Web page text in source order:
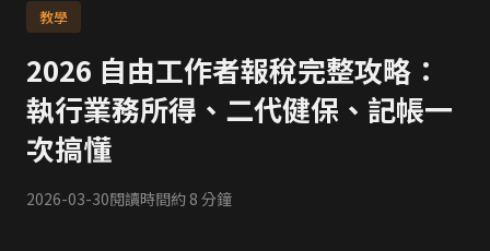
教學
2026 自由工作者報稅完整攻略：
執行業務所得、二代健保、記帳一
次搞懂
2026-03-30閱讀時間約 8 分鐘